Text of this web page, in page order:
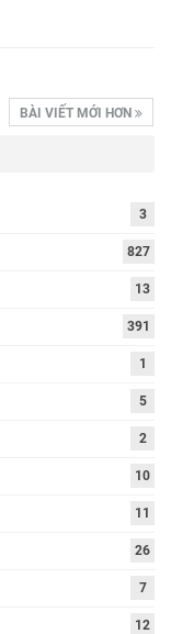
BÀI VIẾT MỚI HƠN
3
827
13
391
1
5
2
10
11
26
7
12